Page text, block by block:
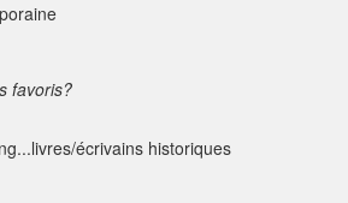
favoris?
écrivains historiques